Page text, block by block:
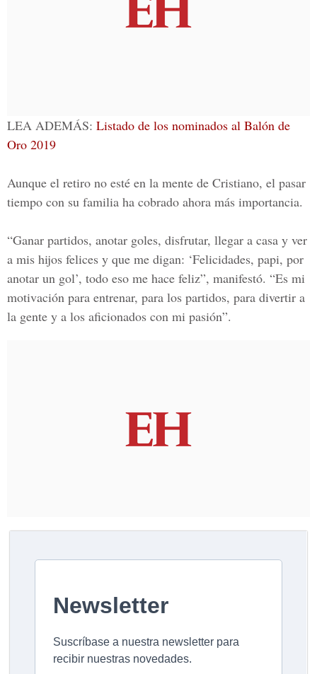
LEA ADEMÁS: Listado de los nominados al Balón de
Oro 2019
Aunque el retiro no esté en la mente de Cristiano, el pasar
tiempo con su familia ha cobrado ahora más importancia.
“Ganar partidos, anotar goles, disfrutar, llegar a casa y ver
a mis hijos felices y que me digan: ‘Felicidades, papi, por
anotar un gol’, todo eso me hace feliz”, manifestó. “Es mi
motivación para entrenar, para los partidos, para divertir a
la gente y a los aficionados con mi pasión”.